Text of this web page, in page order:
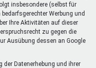
insbesondere (selbst für
Werbung und
Ihre Aktivitäten auf dieser
zu gegen die
Ausübung dessen an Google
Datenerhebung und ihrer